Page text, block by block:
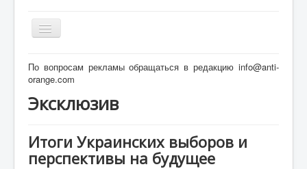
Форум
О проекте
Литература
По вопросам рекламы обращаться в редакцию info@anti-
orange.com
Эксклюзив
Итоги Украинских выборов и
перспективы на будущее